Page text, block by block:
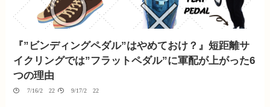
『”ビンディングペダル”はやめておけ？』短距離サ
イクリングでは”フラットペダル”に軍配が上がった6
つの理由
07/16/2022 09/17/2022